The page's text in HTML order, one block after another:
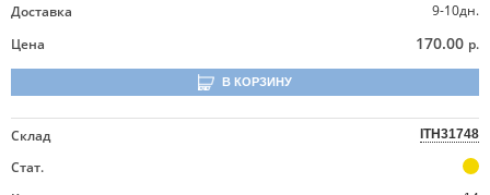
Доставка
9-10дн.
Цена
170.00 р.
В КОРЗИНУ
Склад ITH31748
Стат.